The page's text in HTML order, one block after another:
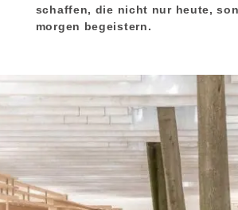
schaffen, die nicht nur heute,
morgen begeistern.